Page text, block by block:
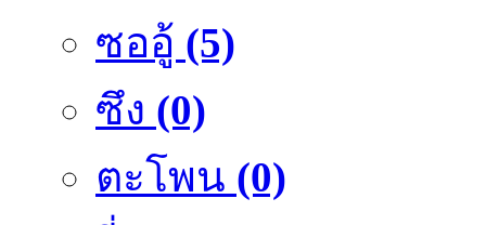
ซออู้ (5)
ซึง (0)
ตะโพน (0)